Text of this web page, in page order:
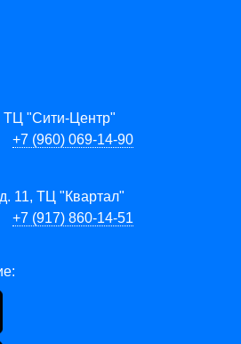
ТЦ "Сити-Центр"
+7 (960) 069-14-90
11, ТЦ "Квартал"
+7 (917) 860-14-51